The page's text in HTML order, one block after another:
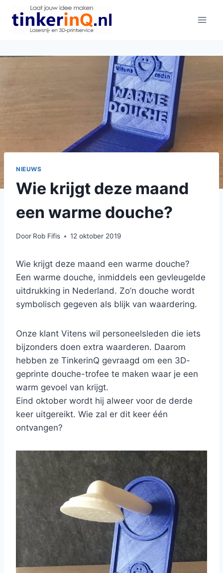
Doorgaan
naar
NIEUWS
Wie krijgt deze maand
een warme douche?
Door Rob Fifis 12 oktober 2019
Wie krijgt deze maand een warme douche?
Een warme douche, inmiddels een gevleugelde
uitdrukking in Nederland. Zo’n douche wordt
symbolisch gegeven als blijk van waardering.
Onze klant Vitens wil personeelsleden die iets
bijzonders doen extra waarderen. Daarom
hebben ze TinkerinQ gevraagd om een 3D-
geprinte douche-trofee te maken waar je een
warm gevoel van krijgt.
Eind oktober wordt hij alweer voor de derde
keer uitgereikt. Wie zal er dit keer één
ontvangen?